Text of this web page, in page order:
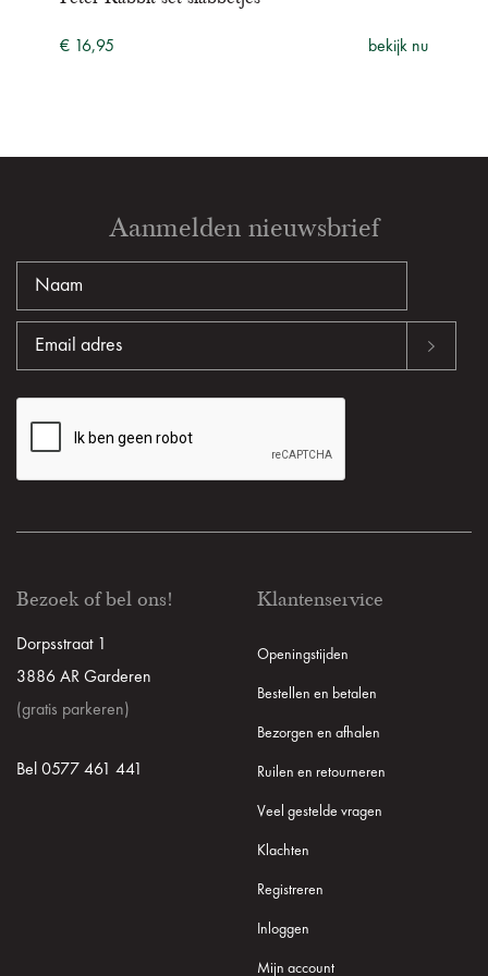
€ 16,95 bekijk nu
Aanmelden nieuwsbrief
Bezoek of bel ons!
Dorpsstraat 1
3886 AR Garderen
(gratis parkeren)
Bel 0577 461 441
Klantenservice
Openingstijden
Bestellen en betalen
Bezorgen en afhalen
Ruilen en retourneren
Veel gestelde vragen
Klachten
Registreren
Inloggen
Mijn account